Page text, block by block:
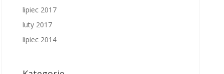
lipiec 2017
luty 2017
lipiec 2014